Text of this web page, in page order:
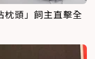
枕頭」飼主直擊全